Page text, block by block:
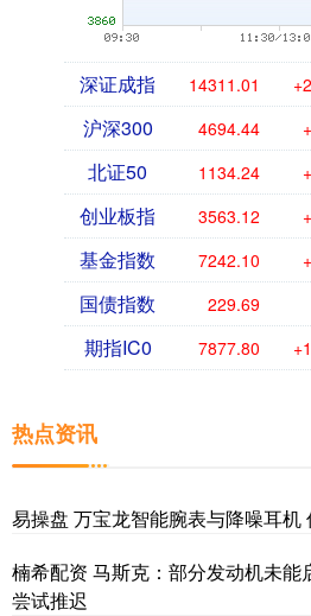
深证成指 14311.01
沪深300 4694.44
北证50 1134.24
创业板指 3563.12
基金指数 7242.10
国债指数 229.69
期指IC0 7877.80
热点资讯
易操盘 万宝龙智能腕表与降噪耳机
楠希配资 马斯克：部分发动机未
尝试推迟